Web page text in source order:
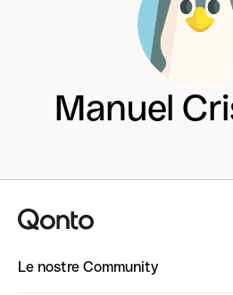
Manuel
Le nostre Community